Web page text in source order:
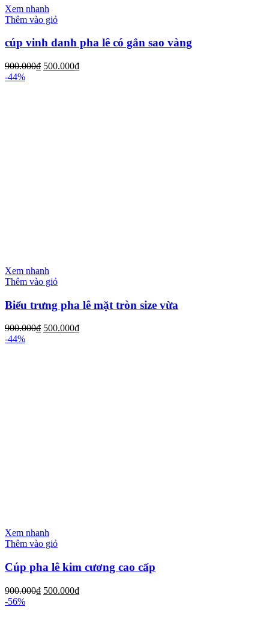
Xem nhanh
Thêm vào giỏ
cúp vinh danh pha lê có gắn sao vàng
900.000₫ 500.000₫
-44%
Xem nhanh
Thêm vào giỏ
Biểu trưng pha lê mặt tròn size vừa
900.000₫ 500.000₫
-44%
Xem nhanh
Thêm vào giỏ
Cúp pha lê kim cương cao cấp
900.000₫ 500.000₫
-56%